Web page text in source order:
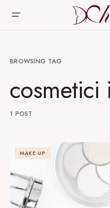
BROWSING TAG
1 POST
MAKE-UP